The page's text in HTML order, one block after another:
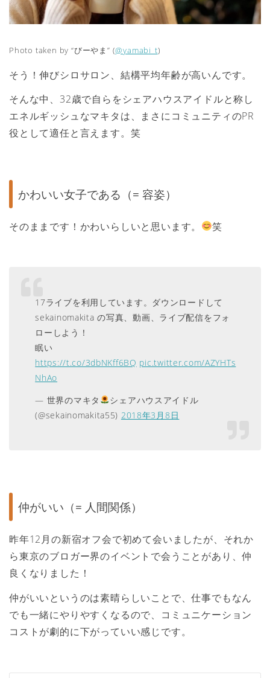
Photo taken by “びーやま” (@yamabi_t)
そう！伸びシロサロン、結構平均年齢が高いんです。
そんな中、32歳で自らをシェアハウスアイドルと称し
エネルギッシュなマキタは、まさにコミュニティのPR
役として適任と言えます。笑
かわいい女子である（= 容姿）
そのままです！かわいらしいと思います。 笑
17ライブを利用しています。ダウンロードして
sekainomakita の写真、動画、ライブ配信をフォ
ローしよう！
眠い
https://t.co/3dbNKff6BQ pic.twitter.com/AZYHTs
NhAo
— 世界のマキタ
シェアハウスアイドル
(@sekainomakita55) 2018年3月8日
仲がいい（= 人間関係）
昨年12月の新宿オフ会で初めて会いましたが、それか
ら東京のブロガー界のイベントで会うことがあり、仲
良くなりました！
仲がいいというのは素晴らしいことで、仕事でもなん
でも一緒にやりやすくなるので、コミュニケーション
コストが劇的に下がっていい感じです。